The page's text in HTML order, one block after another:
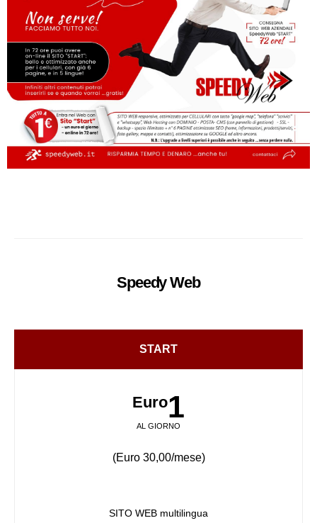
SpeedyWeb
START
Euro1
AL GIORNO
(Euro 30,00/mese)
SITO WEB multilingua